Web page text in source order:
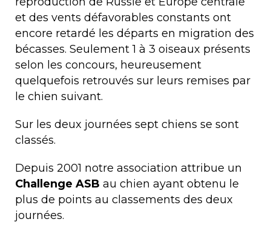
et des vents défavorables constants ont
encore retardé les départs en migration des
bécasses. Seulement 1 à 3 oiseaux présents
selon les concours, heureusement
quelquefois retrouvés sur leurs remises par
le chien suivant.
Sur les deux journées sept chiens se sont
classés.
Depuis 2001 notre association attribue un
Challenge ASB au chien ayant obtenu le
plus de points au classements des deux
journées.